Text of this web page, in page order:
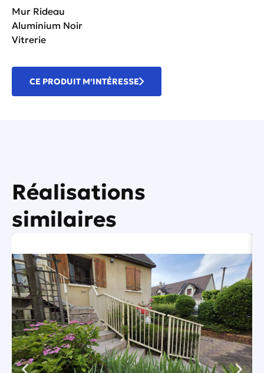
Mur Rideau
Aluminium Noir
Vitrerie
CE PRODUIT M’INTÉRESSE
Réalisations
similaires